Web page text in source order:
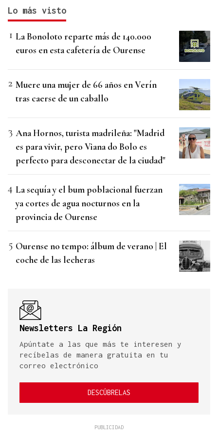
Lo más visto
La Bonoloto reparte más de 140.000
euros en esta cafetería de Ourense
Muere una mujer de 66 años en Verín
tras caerse de un caballo
Ana Hornos, turista madrileña: "Madrid
es para vivir, pero Viana do Bolo es
perfecto para desconectar de la ciudad"
La sequía y el bum poblacional fuerzan
ya cortes de agua nocturnos en la
provincia de Ourense
Ourense no tempo: álbum de verano | El
coche de las lecheras
Newsletters La Región
Apúntate a las que más te interesen y
recíbelas de manera gratuita en tu
correo electrónico
DESCÚBRELAS